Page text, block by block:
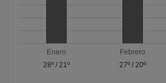
Enero
28º/ 21º
Febrero
27º/ 20º